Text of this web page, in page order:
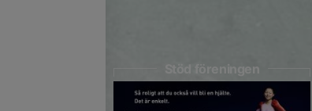
Stöd föreningen